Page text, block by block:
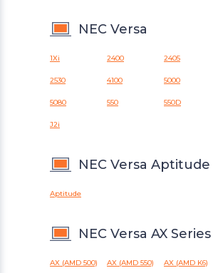
NEC Versa
1Xi 2400 2405
2530 4100 5000
5080 550 550D
J2i
NEC Versa Aptitude
Aptitude
NEC Versa AX Series
AX (AMD 500) AX (AMD 550) AX (AMD K6)